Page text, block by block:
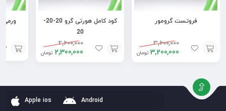
فروتست گرومور
3,600,000
3,200,000 تومان
افزودن
به
سبد
کود کامل هورتی گرو 20-20-
20
2,600,000
2,300,000 تومان
افزودن
افزودن
Apple ios Android